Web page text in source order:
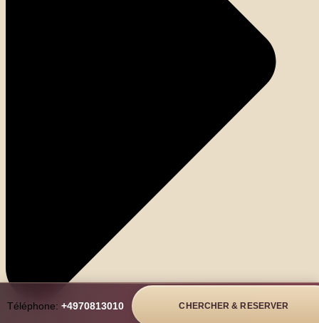
Téléphone: +4970813010 CHERCHER & RESERVER